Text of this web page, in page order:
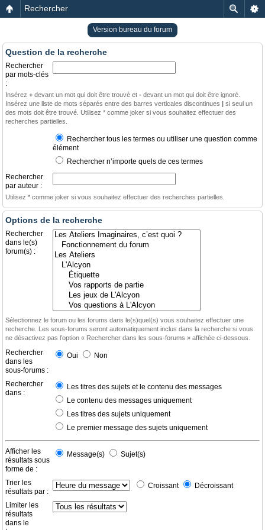
Rechercher
Version bureau du forum
Question de la recherche
Rechercher
par mots-clés
:
Insérez + devant un mot qui doit être trouvé et - devant un mot qui doit être ignoré.
Insérez une liste de mots séparés entre des barres verticales discontinues | si seul un
des mots doit être trouvé. Utilisez * comme joker si vous souhaitez effectuer des
recherches partielles.
Rechercher tous les termes ou utiliser une question comme
élément
Rechercher n’importe quels de ces termes
Rechercher
par auteur :
Utilisez * comme joker si vous souhaitez effectuer des recherches partielles.
Options de la recherche
Rechercher
dans le(s)
forum(s) :
Sélectionnez le forum ou les forums dans le(s)quel(s) vous souhaitez effectuer une
recherche. Les sous-forums seront automatiquement inclus dans la recherche si vous
ne désactivez pas l’option « Rechercher dans les sous-forums » affichée ci-dessous.
Rechercher
dans les
sous-forums :
Oui Non
Rechercher
dans :
Les titres des sujets et le contenu des messages
Le contenu des messages uniquement
Les titres des sujets uniquement
Le premier message des sujets uniquement
Afficher les
résultats sous
forme de :
Message(s) Sujet(s)
Trier les
résultats par :
Croissant Décroissant
Limiter les
résultats
dans le